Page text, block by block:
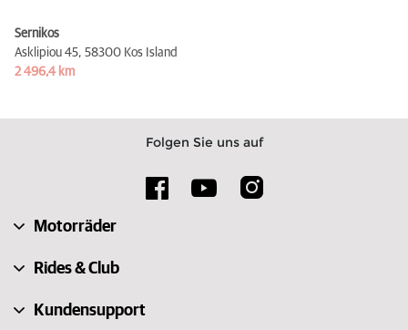
Sernikos
Asklipiou 45, 58300 Kos Island
2 496,4 km
Folgen Sie uns auf
Motorräder
Rides & Club
Kundensupport